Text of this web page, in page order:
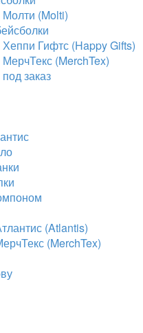
(Molti)
Гифтс (Happy Gifts)
(MerchTex)
заказ
(Atlantis)
(MerchTex)